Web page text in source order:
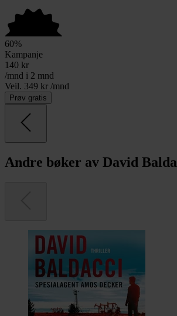
60%
Kampanje
140 kr
/mnd i 2 mnd
Veil. 349 kr /mnd
Prøv gratis
Andre bøker av David